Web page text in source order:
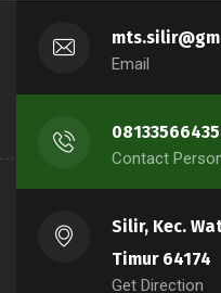
Email
Contact
Silir, Kec.
Timur 64174
Get Direction